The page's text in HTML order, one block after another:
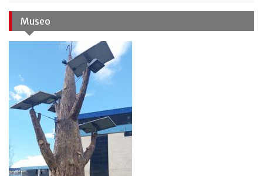
Museo